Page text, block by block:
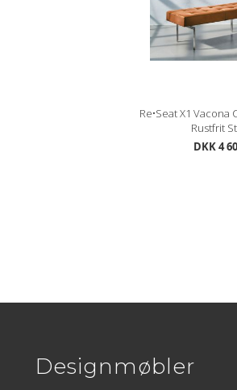
Re•Seat X1 Vacona
Rustfrit
DKK 4
Designmøbler